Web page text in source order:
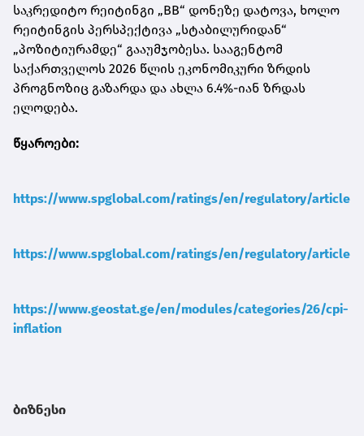
საკრედიტო რეიტინგი „BB“ დონეზე დატოვა, ხოლო
რეიტინგის პერსპექტივა „სტაბილურიდან“
„პოზიტიურამდე“ გააუმჯობესა. სააგენტომ
საქართველოს 2026 წლის ეკონომიკური ზრდის
პროგნოზიც გაზარდა და ახლა 6.4%-იან ზრდას
ელოდება.
წყაროები:
https://www.spglobal.com/ratings/en/regulatory/
https://www.spglobal.com/ratings/en/regulatory/
https://www.geostat.ge/en/modules/categories/26/cpi-
inflation
ბიზნესი